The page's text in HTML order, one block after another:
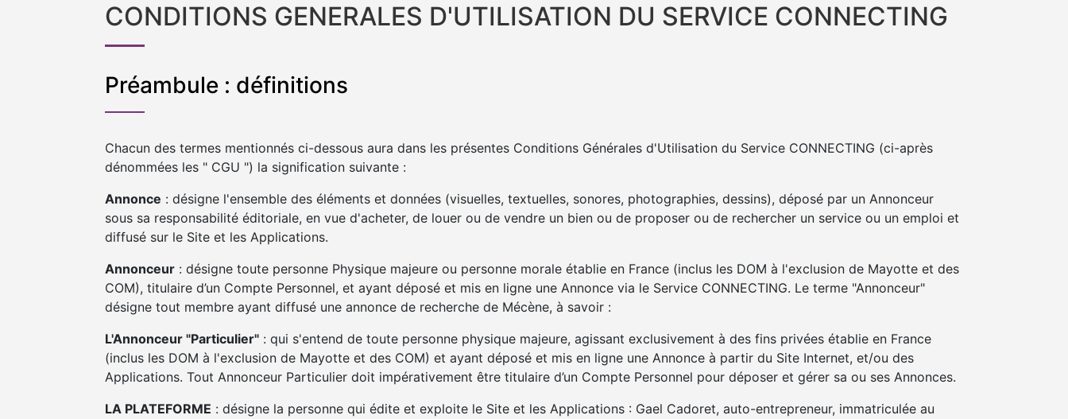
CONDITIONS GENERALES D'UTILISATION DU SERVICE CONNECTING
Préambule : définitions
Chacun des termes mentionnés ci-dessous aura dans les présentes Conditions Générales d'Utilisation du Service CONNECTING (ci-après
dénommées les " CGU ") la signification suivante :
Annonce : désigne l'ensemble des éléments et données (visuelles, textuelles, sonores, photographies, dessins), déposé par un Annonceur
sous sa responsabilité éditoriale, en vue d'acheter, de louer ou de vendre un bien ou de proposer ou de rechercher un service ou un emploi et
diffusé sur le Site et les Applications.
Annonceur : désigne toute personne Physique majeure ou personne morale établie en France (inclus les DOM à l'exclusion de Mayotte et des
COM), titulaire d’un Compte Personnel, et ayant déposé et mis en ligne une Annonce via le Service CONNECTING. Le terme "Annonceur"
désigne tout membre ayant diffusé une annonce de recherche de Mécène, à savoir :
L'Annonceur "Particulier" : qui s'entend de toute personne physique majeure, agissant exclusivement à des fins privées établie en France
(inclus les DOM à l'exclusion de Mayotte et des COM) et ayant déposé et mis en ligne une Annonce à partir du Site Internet, et/ou des
Applications. Tout Annonceur Particulier doit impérativement être titulaire d’un Compte Personnel pour déposer et gérer sa ou ses Annonces.
LA PLATEFORME : désigne la personne qui édite et exploite le Site et les Applications : Gael Cadoret, auto-entrepreneur, immatriculée au